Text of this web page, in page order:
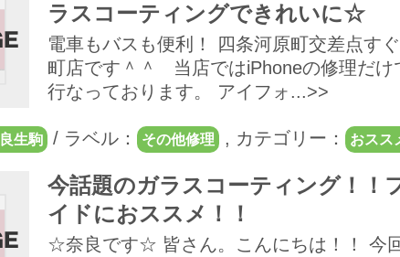
ラスコーティングできれいに☆
電車もバスも便利！ 四条河原町交差点す
町店です＾＾ 当店ではiPhoneの修理だけ
行なっております。 アイフォ...>>
生駒 / ラベル： その他修理 , カテゴリー： おスス
今話題のガラスコーティング！！
イドにおススメ！！
☆奈良です☆ 皆さん。こんにちは！！ 今